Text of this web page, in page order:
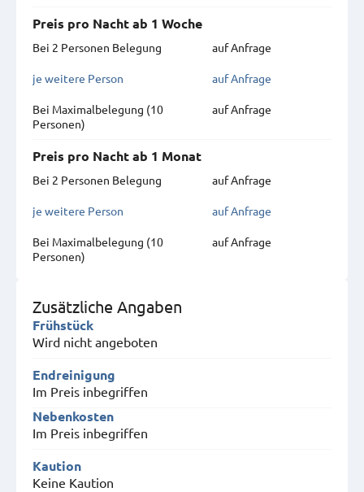
Preis pro Nacht ab 1 Woche
Bei 2 Personen Belegung
auf Anfrage
je weitere Person auf Anfrage
Bei Maximal­belegung (10
Personen)
auf Anfrage
Preis pro Nacht ab 1 Monat
Bei 2 Personen Belegung
auf Anfrage
je weitere Person auf Anfrage
Bei Maximal­belegung (10
Personen)
auf Anfrage
Zusätzliche Angaben
Frühstück
Wird nicht angeboten
Endreinigung
Im Preis inbegriffen
Nebenkosten
Im Preis inbegriffen
Kaution
Keine Kaution